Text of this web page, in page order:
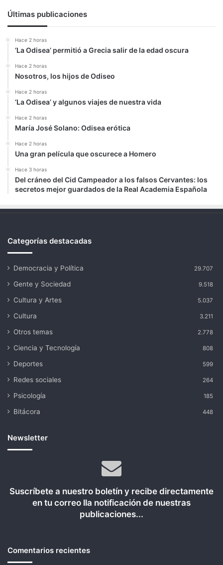
Últimas publicaciones
Hace 2 horas
‘La Odisea’ permitió a Grecia salir de la edad oscura
Hace 2 horas
Nosotros, los hijos de Odiseo
Hace 2 horas
‘La Odisea’ y algunos viajes de nuestra vida
Hace 2 horas
María José Solano: Odisea erótica
Hace 2 horas
Una gran película que oscurece a Homero
Hace 3 horas
Del cráneo del Cid Campeador a los falsos Cervantes: los
secretos mejor guardados de la Real Academia Española
Categorías destacadas
Democracia y Política 29.707
Gente y Sociedad 9.518
Cultura y Artes 5.037
Cultura 3.211
Otros temas 2.778
Ciencia y Tecnología 808
Deportes 599
Redes sociales 264
Psicología 185
Bitácora 448
Newsletter
Suscríbete a nuestro boletín y recibe directamente
en tu correo lla notificación de nuestras
publicaciones...
Comentarios recientes